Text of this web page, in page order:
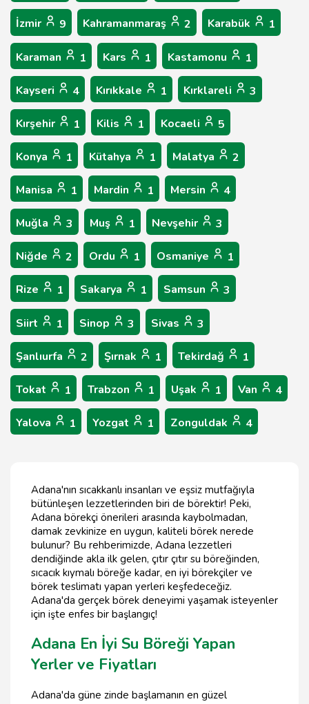
İzmir 9 Kahramanmaraş 2 Karabük 1
Karaman 1 Kars 1 Kastamonu 1
Kayseri 4 Kırıkkale 1 Kırklareli 3
Kırşehir 1 Kilis 1 Kocaeli 5
Konya 1 Kütahya 1 Malatya 2
Manisa 1 Mardin 1 Mersin 4
Muğla 3 Muş 1 Nevşehir 3
Niğde 2 Ordu 1 Osmaniye 1
Rize 1 Sakarya 1 Samsun 3
Siirt 1 Sinop 3 Sivas 3
Şanlıurfa 2 Şırnak 1 Tekirdağ 1
Tokat 1 Trabzon 1 Uşak 1 Van 4
Yalova 1 Yozgat 1 Zonguldak 4
Adana'nın sıcakkanlı insanları ve eşsiz mutfağıyla
bütünleşen lezzetlerinden biri de börektir! Peki,
Adana börekçi önerileri arasında kaybolmadan,
damak zevkinize en uygun, kaliteli börek nerede
bulunur? Bu rehberimizde, Adana lezzetleri
dendiğinde akla ilk gelen, çıtır çıtır su böreğinden,
sıcacık kıymalı böreğe kadar, en iyi börekçiler ve
börek teslimatı yapan yerleri keşfedeceğiz.
Adana'da gerçek börek deneyimi yaşamak isteyenler
için işte enfes bir başlangıç!
Adana En İyi Su Böreği Yapan
Yerler ve Fiyatları
Adana'da güne zinde başlamanın en güzel